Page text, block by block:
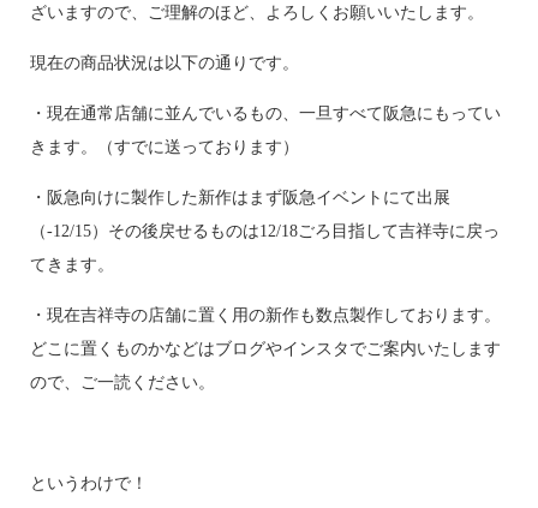
ざいますので、ご理解のほど、よろしくお願いいたします。
現在の商品状況は以下の通りです。
・現在通常店舗に並んでいるもの、一旦すべて阪急にもってい
きます。（すでに送っております）
・阪急向けに製作した新作はまず阪急イベントにて出展
（-12/15）その後戻せるものは12/18ごろ目指して吉祥寺に戻っ
てきます。
・現在吉祥寺の店舗に置く用の新作も数点製作しております。
どこに置くものかなどはブログやインスタでご案内いたします
ので、ご一読ください。
というわけで！